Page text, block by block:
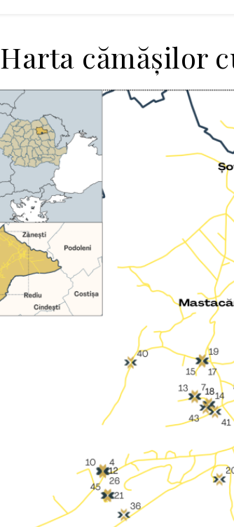
Harta cămășilor